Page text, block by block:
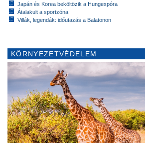
Japán és Korea beköltözik a Hungexpóra
Átalakult a sportzóna
Villák, legendák: időutazás a Balatonon
KÖRNYEZETVÉDELEM